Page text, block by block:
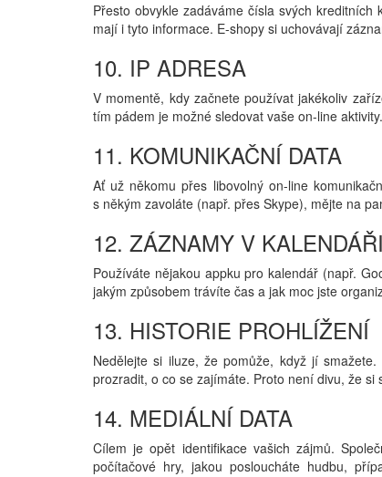
Přesto obvykle zadáváme čísla svých
mají i tyto informace. E-shopy si uchovávají
10. IP ADRESA
V momentě, kdy začnete používat jakékoliv
tím pádem je možné sledovat vaše on-line aktivity.
11. KOMUNIKAČNÍ DATA
Ať už někomu přes libovolný on-line
s někým zavoláte (např. přes Skype), mějte na
12. ZÁZNAMY V KALENDÁŘI
Používáte nějakou appku pro kalendář (např.
jakým způsobem trávíte čas a jak moc jste
13. HISTORIE PROHLÍŽENÍ
Nedělejte si iluze, že pomůže, když jí
prozradit, o co se zajímáte. Proto není divu, že si
14. MEDIÁLNÍ DATA
Cílem je opět identifikace vašich zájmů.
počítačové hry, jakou posloucháte hudbu,